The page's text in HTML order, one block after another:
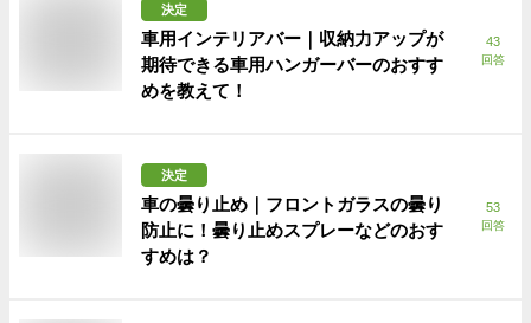
決定
車用インテリアバー｜収納力アップが
期待できる車用ハンガーバーのおすす
めを教えて！
43
回答
決定
車の曇り止め｜フロントガラスの曇り
防止に！曇り止めスプレーなどのおす
すめは？
53
回答